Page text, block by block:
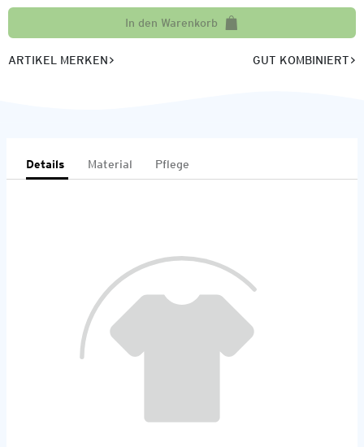
In den Warenkorb
ARTIKEL MERKEN GUT KOMBINIERT
Details Material Pflege